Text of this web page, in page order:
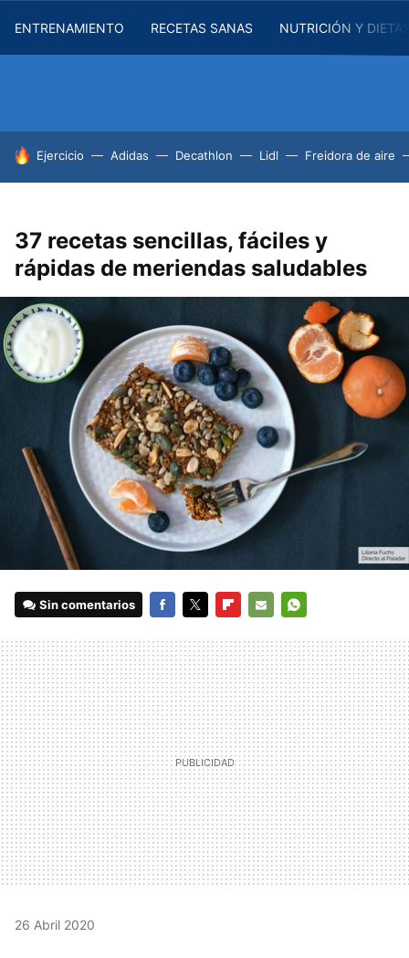
ENTRENAMIENTO RECETAS SANAS NUTRICIÓN Y
HOY SE HABLA DE
Ejercicio Adidas Decathlon Lidl Freidora de aire
37 recetas sencillas, fáciles y
rápidas de meriendas saludables
Sin comentarios
MAIL
26 Abril 2020